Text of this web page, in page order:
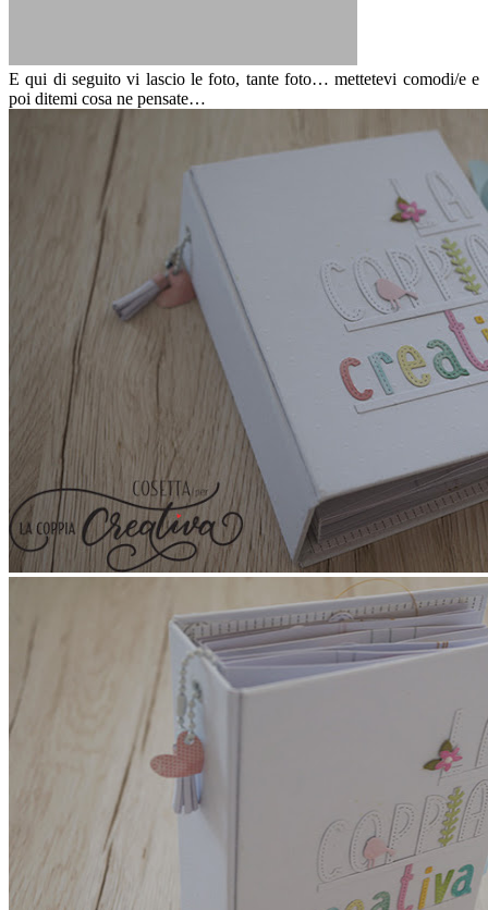
E qui di seguito vi lascio le foto, tante foto… mettetevi comodi/e e
poi ditemi cosa ne pensate…